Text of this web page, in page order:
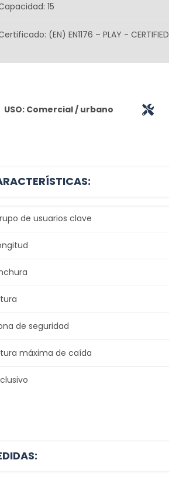
15
(EN) EN1176 – PLAY - CERTIFIED
USO: Comercial / urbano
de usuarios clave
de seguridad
máxima de caída